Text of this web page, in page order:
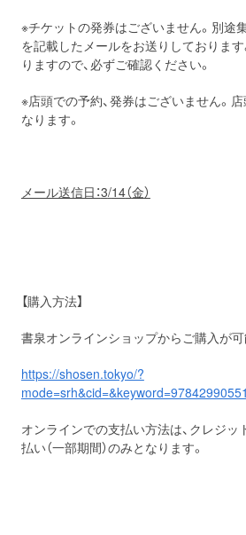
※チケットの発券はございません。別途
を記載したメールをお送りしておりま
りますので、必ずご確認ください。
※店頭での予約、発券はございません。
なります。
メール送信日：3/14（金）
【購入方法】
書泉オンラインショップからご購入が可
https://shosen.tokyo/?
オンラインでの支払い方法は、クレジッ
払い（一部期間）のみとなります。